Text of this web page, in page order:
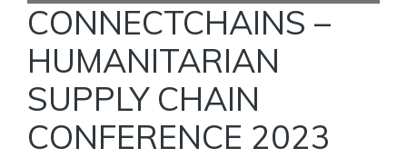
CONNECTCHAINS –
HUMANITARIAN
SUPPLY CHAIN
CONFERENCE 2023